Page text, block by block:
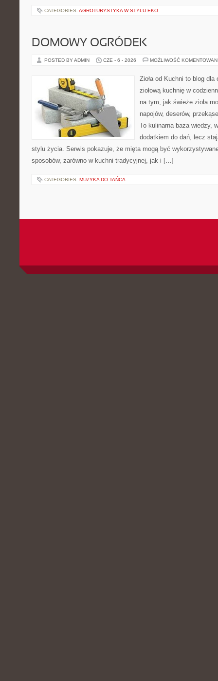
CATEGORIES: AGROTURYSTYKA W STYLU EKO
DOMOWY OGRÓDEK
POSTED BY ADMIN CZE - 6 - 2026 MOŻLIWOŚĆ
Zioła od Kuchni to blog
ziołową kuchnię w
na tym, jak świeże zioła
napojów, deserów,
To kulinarna baza wiedzy,
dodatkiem do dań, lecz
stylu życia. Serwis pokazuje, że mięta mogą być
sposobów, zarówno w kuchni tradycyjnej, jak i […]
CATEGORIES: MUZYKA DO TAŃCA